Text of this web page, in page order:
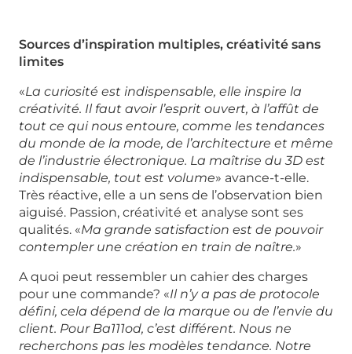
Sources d’inspiration multiples, créativité sans
limites
«La curiosité est indispensable, elle inspire la
créativité. Il faut avoir l’esprit ouvert, à l’affût de
tout ce qui nous entoure, comme les tendances
du monde de la mode, de l’architecture et même
de l’industrie électronique. La maîtrise du 3D est
indispensable, tout est volume» avance-t-elle.
Très réactive, elle a un sens de l’observation bien
aiguisé. Passion, créativité et analyse sont ses
qualités. «Ma grande satisfaction est de pouvoir
contempler une création en train de naître.»
A quoi peut ressembler un cahier des charges
pour une commande? «Il n’y a pas de protocole
défini, cela dépend de la marque ou de l’envie du
client. Pour Ba111od, c’est différent. Nous ne
recherchons pas les modèles tendance. Notre